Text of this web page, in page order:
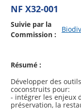
NF X32-001
Suivie par la
Commission :
Résumé :
Développer des
coconstruits pour:
- intégrer les enjeux
préservation, la